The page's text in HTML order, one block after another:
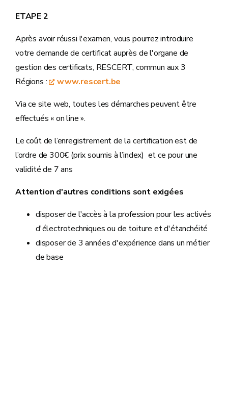
ETAPE 2
Après avoir réussi l'examen, vous pourrez introduire
votre demande de certificat auprès de l'organe de
gestion des certificats, RESCERT, commun aux 3
Régions :
www.rescert.be
Via ce site web, toutes les démarches peuvent être
effectués « on line ».
Le coût de l’enregistrement de la certification est de
l’ordre de 300€ (prix soumis à l’index) et ce pour une
validité de 7 ans
Attention d'autres conditions sont exigées
disposer de l'accès à la profession pour les activés
d'électrotechniques ou de toiture et d'étanchéité
disposer de 3 années d'expérience dans un métier
de base